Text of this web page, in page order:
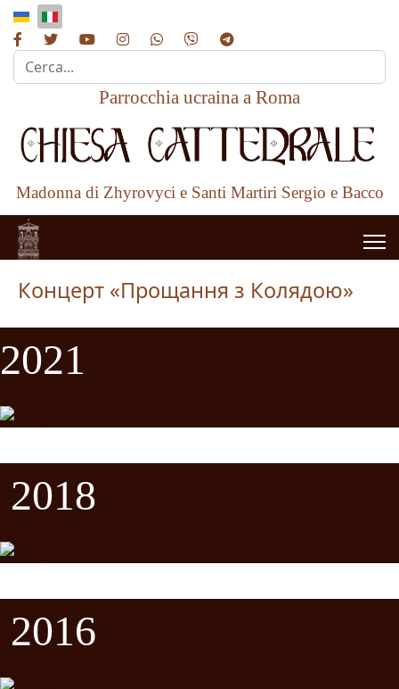
Cerca...
Parrocchia ucraina a Roma
Madonna di Zhyrovyci e Santi Martiri Sergio e Bacco
Концерт «Прощання з Колядою»
2021
2018
2016